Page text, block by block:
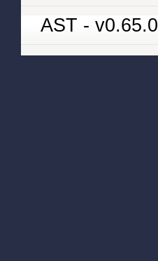
AST - v0.65.0